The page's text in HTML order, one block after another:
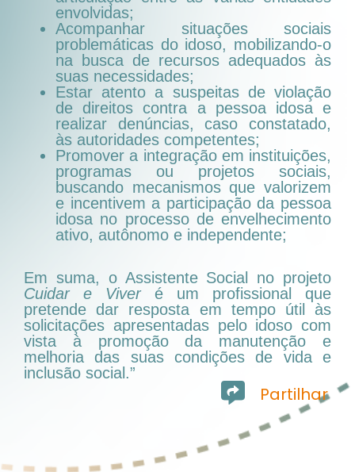
envolvidas;
Acompanhar situações sociais
problemáticas do idoso, mobilizando-o
na busca de recursos adequados às
suas necessidades;
Estar atento a suspeitas de violação
de direitos contra a pessoa idosa e
realizar denúncias, caso constatado,
às autoridades competentes;
Promover a integração em instituições,
programas ou projetos sociais,
buscando mecanismos que valorizem
e incentivem a participação da pessoa
idosa no processo de envelhecimento
ativo, autônomo e independente;
Em suma, o Assistente Social no projeto
Cuidar e Viveré um profissional que
pretende dar resposta em tempo útil às
solicitações apresentadas pelo idoso com
vista à promoção da manutenção e
melhoria das suas condições de vida e
inclusão social.”
Partilhar